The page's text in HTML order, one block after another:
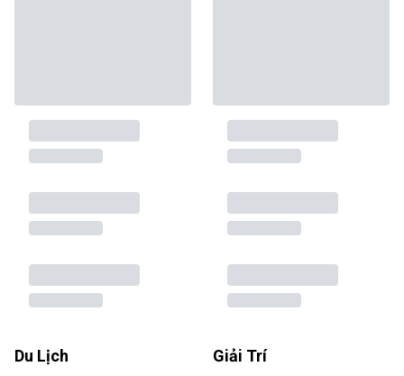
Du Lịch Giải Trí